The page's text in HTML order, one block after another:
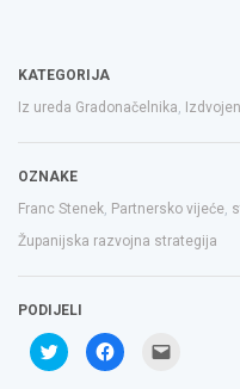
KATEGORIJA
Iz ureda Gradonačelnika,
OZNAKE
Franc Stenek, Partnersko vijeće,
Županijska razvojna strategija
PODIJELI
Podijeli
na
Twitteru
Klikom
podijelite